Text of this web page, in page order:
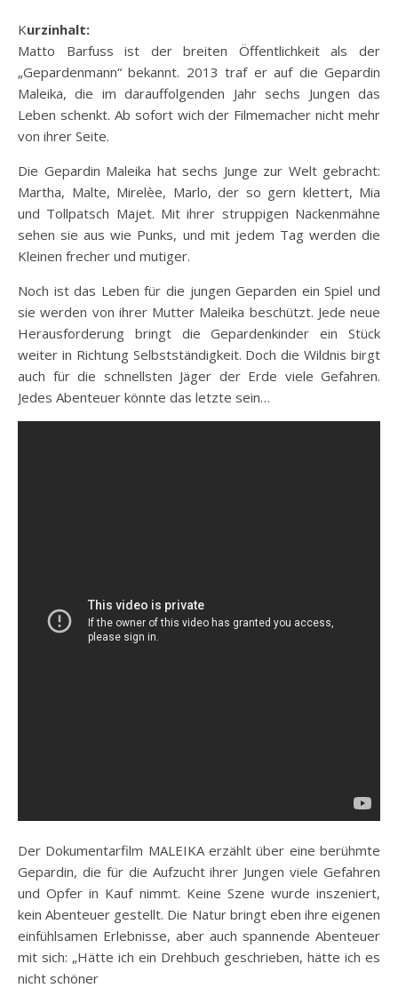
Kurzinhalt:
Matto Barfuss ist der breiten Öffentlichkeit als der
„Gepardenmann“ bekannt. 2013 traf er auf die Gepardin
Maleika, die im darauffolgenden Jahr sechs Jungen das
Leben schenkt. Ab sofort wich der Filmemacher nicht mehr
von ihrer Seite.
Die Gepardin Maleika hat sechs Junge zur Welt gebracht:
Martha, Malte, Mirelèe, Marlo, der so gern klettert, Mia
und Tollpatsch Majet. Mit ihrer struppigen Nackenmähne
sehen sie aus wie Punks, und mit jedem Tag werden die
Kleinen frecher und mutiger.
Noch ist das Leben für die jungen Geparden ein Spiel und
sie werden von ihrer Mutter Maleika beschützt. Jede neue
Herausforderung bringt die Gepardenkinder ein Stück
weiter in Richtung Selbstständigkeit. Doch die Wildnis birgt
auch für die schnellsten Jäger der Erde viele Gefahren.
Jedes Abenteuer könnte das letzte sein…
Der Dokumentarfilm MALEIKA erzählt über eine berühmte
Gepardin, die für die Aufzucht ihrer Jungen viele Gefahren
und Opfer in Kauf nimmt. Keine Szene wurde inszeniert,
kein Abenteuer gestellt. Die Natur bringt eben ihre eigenen
einfühlsamen Erlebnisse, aber auch spannende Abenteuer
mit sich: „Hätte ich ein Drehbuch geschrieben, hätte ich es
nicht schöner